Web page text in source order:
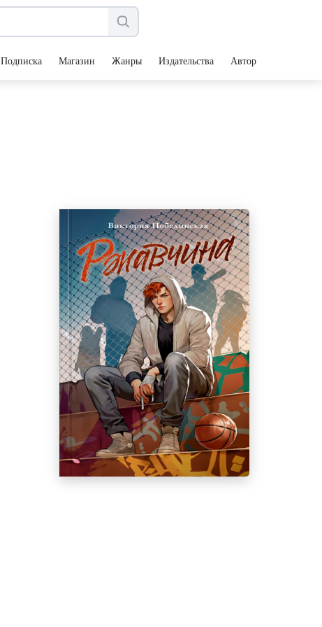
Подписка Магазин Жанры Издательства Авторы